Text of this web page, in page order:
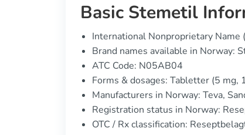
Basic Stemetil
International Nonproprietary Name
Brand names available in Norway:
ATC Code: N05AB04
Forms & dosages: Tabletter (5
Manufacturers in Norway: Teva,
Registration status in Norway:
OTC / Rx classification: